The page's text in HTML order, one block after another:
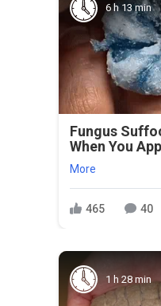
6 h 13 min
Fungus
When You
More
465 40
1 h 28 min